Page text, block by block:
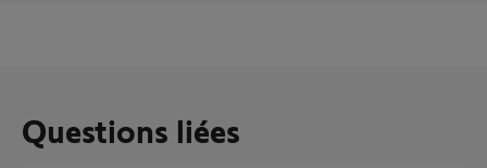
Questions liées